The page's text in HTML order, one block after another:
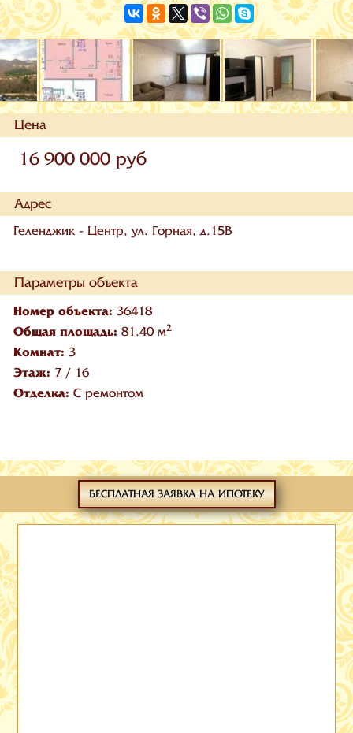
Цена
16 900 000 руб
Адрес
Геленджик - Центр, ул. Горная, д.15В
Параметры объекта
Номер объекта: 36418
Общая площадь: 81.40 м2
Комнат: 3
Этаж: 7/ 16
Отделка: С ремонтом
БЕСПЛАТНАЯ ЗАЯВКА НА ИПОТЕКУ